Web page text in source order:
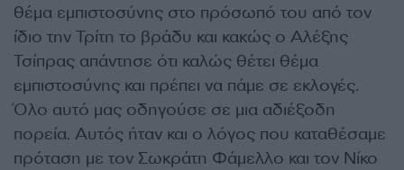
θέμα εμπιστοσύνης στο πρόσωπό του από τον
ίδιο την Τρίτη το βράδυ και κακώς ο Αλέξης
Τσίπρας απάντησε ότι καλώς θέτει θέμα
εμπιστοσύνης και πρέπει να πάμε σε εκλογές.
Όλο αυτό μας οδηγούσε σε μια αδιέξοδη
πορεία. Αυτός ήταν και ο λόγος που καταθέσαμε
πρόταση με τον Σωκράτη Φάμελλο και τον Νίκο